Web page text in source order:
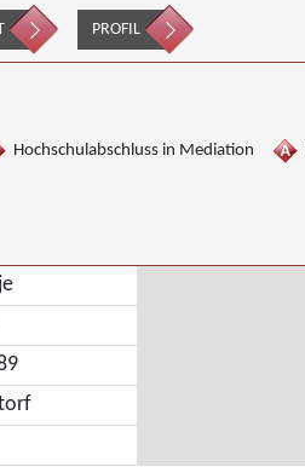
PROFIL
Hochschulabschluss in Mediation